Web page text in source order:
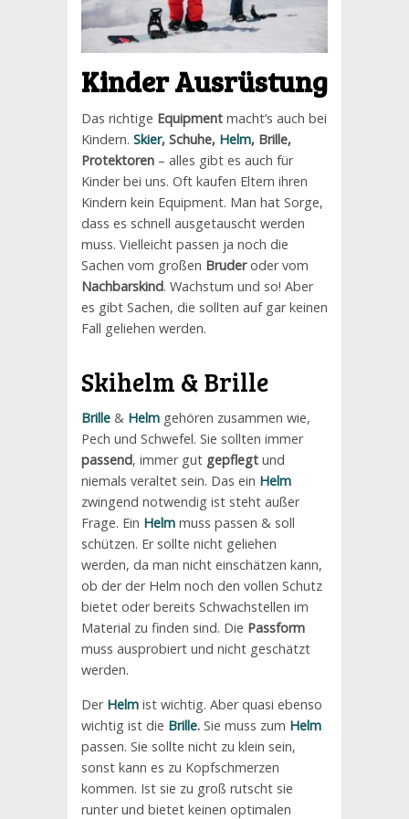
Kinder Ausrüstung
Das richtige Equipment macht’s auch bei
Kindern. Skier, Schuhe, Helm, Brille,
Protektoren – alles gibt es auch für
Kinder bei uns. Oft kaufen Eltern ihren
Kindern kein Equipment. Man hat Sorge,
dass es schnell ausgetauscht werden
muss. Vielleicht passen ja noch die
Sachen vom großen Bruderoder vom
Nachbarskind. Wachstum und so! Aber
es gibt Sachen, die sollten auf gar keinen
Fall geliehen werden.
Skihelm &Brille
Brille & Helm gehören zusammen wie,
Pech und Schwefel. Sie sollten immer
passend, immer gut gepflegt und
niemals veraltet sein. Das ein Helm
zwingend notwendig ist steht außer
Frage. Ein Helm muss passen & soll
schützen. Er sollte nicht geliehen
werden, da man nicht einschätzen kann,
ob der der Helm noch den vollen Schutz
bietet oder bereits Schwachstellen im
Material zu finden sind. Die Passform
muss ausprobiert und nicht geschätzt
werden.
Der Helm ist wichtig. Aber quasi ebenso
wichtig ist die Brille. Sie muss zum Helm
passen. Sie sollte nicht zu klein sein,
sonst kann es zu Kopfschmerzen
kommen. Ist sie zu groß rutscht sie
runter und bietet keinen optimalen